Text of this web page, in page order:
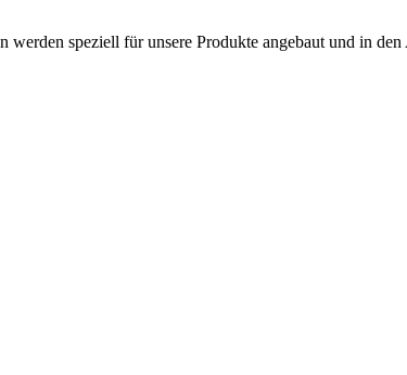
speziell für unsere Produkte angebaut und in